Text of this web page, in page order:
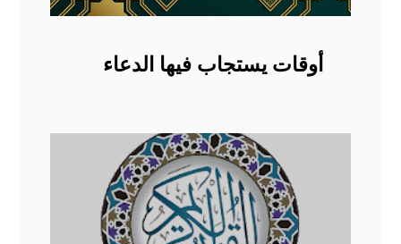
أوقات يستجاب فيها الدعاء